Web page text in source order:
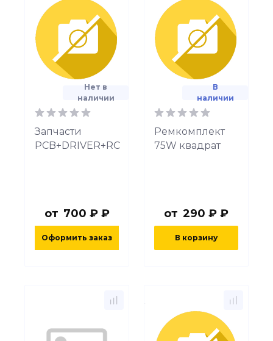
Нет в
наличии
Запчасти
PCB+DRIVER+RC
от 700 ₽ ₽
Оформить заказ
В
наличии
Ремкомплект
75W квадрат
от 290 ₽ ₽
В корзину